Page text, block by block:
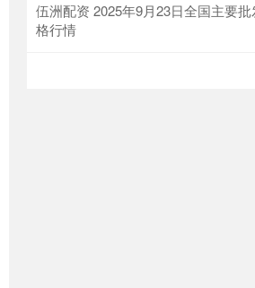
伍洲配资 2025年9月23日全国主要
格行情